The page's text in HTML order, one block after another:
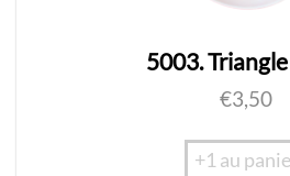
5003.
€3,50
+1 au